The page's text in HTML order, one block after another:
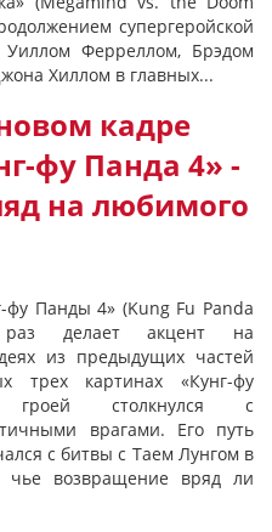
супергеройской
Ферреллом, Брэдом
Хиллом в главных...
кадре
фу Панда 4» -
на любимого
фу Панды 4» (Kung Fu Panda
делает акцент на
из предыдущих частей
трех картинах «Кунг-фу
гроей столкнулся с
врагами. Его путь
с битвы с Таем Лунгом в
чье возвращение вряд ли